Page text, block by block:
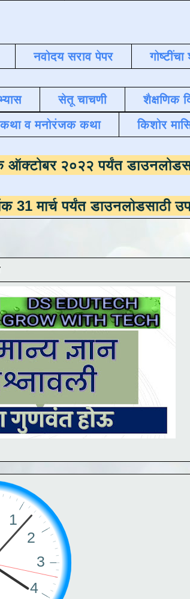
नवोदय सराव पेपर
सेतू चाचणी शैक्षणिक
व मनोरंजक कथा किशोर
दिनांक ऑक्टोबर २०२२
डाउनलोडसाठी उपलब्ध ,